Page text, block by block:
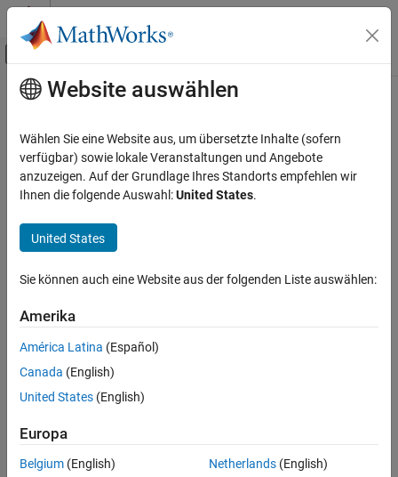
Weiter zum Inhalt
Umschaltung für Off-Canvas-
Startseite der Dokumentation
Simulink PLC Coder
Model Architecture and Design
ON THIS PAGE
Settings
Recommended Settings
Programmatic Use
Version History
See Also
Hauptinhalt
Generate enum Cast Function
Generate typecast function to convert enumeration type
Model Configuration Pane:PLC Code Generation / Identifiers
Description
conversion code. The target PLC IDE must support enum data
Settings
off (default) | on
On
code.
Off
Website auswählen
Wählen Sie eine Website aus, um übersetzte Inhalte (sofern
verfügbar) sowie lokale Veranstaltungen und Angebote
anzuzeigen. Auf der Grundlage Ihres Standorts empfehlen wir
Ihnen die folgende Auswahl:United States.
United States
Sie können auch eine Website aus der folgenden Liste auswählen:
Amerika
América Latina (Español)
Canada (English)
United States (English)
Europa
Belgium (English)
Netherlands(English)